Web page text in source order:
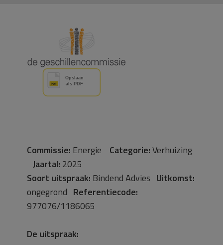
Commissie: Energie Categorie:Verhuizing
Jaartal: 2025
Soort uitspraak: Bindend Advies Uitkomst:
ongegrond Referentiecode:
977076/1186065
De uitspraak: